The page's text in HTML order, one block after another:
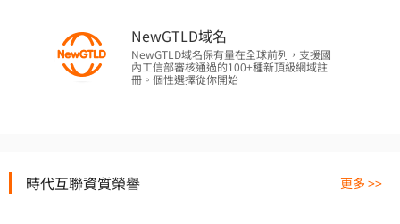
NewGTLD域名
NewGTLD域名保有量在全球前列，支援國
內工信部審核通過的100+種新頂級網域註
冊。個性選擇從你開始
時代互聯資質榮譽 更多 >>